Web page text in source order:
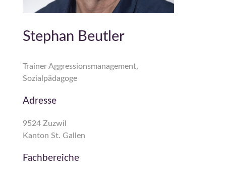
Stephan Beutler
Trainer Aggressionsmanagement,
Sozialpädagoge
Adresse
9524 Zuzwil
Kanton St. Gallen
Fachbereiche